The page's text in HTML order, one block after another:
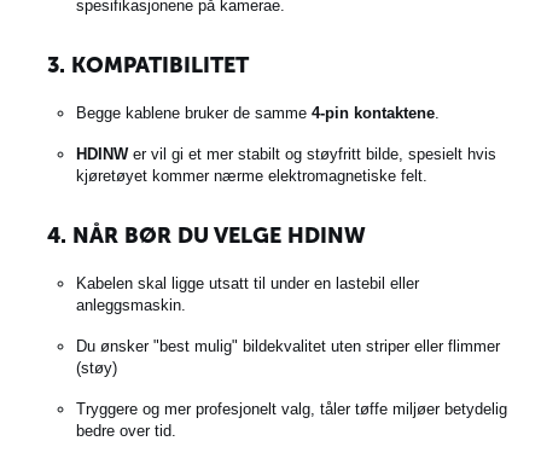
spesifikasjonene på kamerae.
3. KOMPATIBILITET
Begge kablene bruker de samme 4-pin kontaktene.
HDINWer vil gi et mer stabilt og støyfritt bilde, spesielt hvis
kjøretøyet kommer nærme elektromagnetiske felt.
4. NÅR BØR DU VELGE HDINW
Kabelen skal ligge utsatt til under en lastebil eller
anleggsmaskin.
Du ønsker "best mulig" bildekvalitet uten striper eller flimmer
(støy)
Tryggere og mer profesjonelt valg, tåler tøffe miljøer betydelig
bedre over tid.